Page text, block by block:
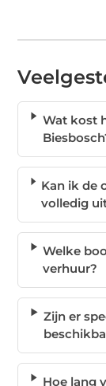
Wat kost
Kan ik de
volledig
Welke
verhuur?
Zijn er
Hoe lang